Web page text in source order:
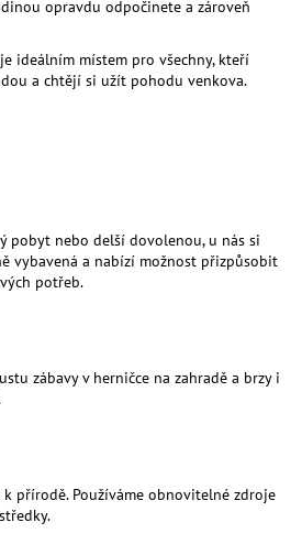
opravdu odpočinete a zároveň
ideálním místem pro všechny, kteří
a chtějí si užít pohodu venkova.
pobyt nebo delší dovolenou, u nás si
vybavená a nabízí možnost přizpůsobit
potřeb.
zábavy v herničce na zahradě a brzy i
k přírodě. Používáme obnovitelné zdroje